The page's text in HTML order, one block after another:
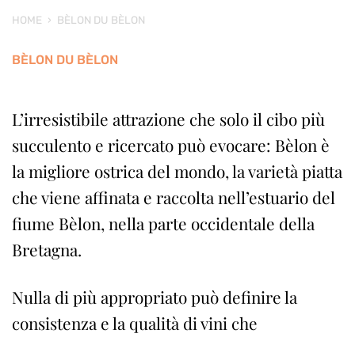
HOME › BÈLON DU BÈLON
BÈLON DU BÈLON
L’irresistibile attrazione che solo il cibo più
succulento e ricercato può evocare: Bèlon è
la migliore ostrica del mondo, la varietà piatta
che viene affinata e raccolta nell’estuario del
fiume Bèlon, nella parte occidentale della
Bretagna.
Nulla di più appropriato può definire la
consistenza e la qualità di vini che